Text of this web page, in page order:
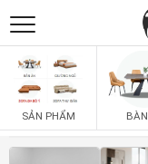
SẢN PHẨM
SOFAS
SẢN PHẨM